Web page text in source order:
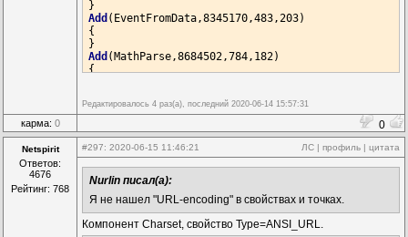
Add(HubEx,9050316,502,308)
{
Angle=3
link
link(Data,1083195:Array,[])
Add(LineBreak,16368397,476,231)
{
Type=1
link(Data,2617444:Var3,[(482,222)])
Primary=[5152880,7,308]
Add(LineBreak,3548410,518,329)
{
link(Out,9050316:doWork1,[(560,335)(560,314)])
Add (EventFromData,8345170,483,203)
{
Add (MathParse,8684502,784,182)
{
link(onResult,3786722:doReplace,[])
link(X2,9238335:Var,[])
Add(Replace,3786722,840,182)
{
SubStr="-"
link(onReplace,2918108:doPosition,[])
Add(LineBreak,2478442,483,315)
Редактировалось 4 раз(а), последний 2020-06-14 15:57:31
карма: 0 0
Netspirit
Ответов:
4676
Рейтинг: 768
#297: 2020-06-15 11:46:21 ЛС | профиль | цитата
Nurlin писал(а):
Я не нашел "URL-encoding" в свойствах и точках.
Компонент Charset, свойство Type=ANSI_URL.